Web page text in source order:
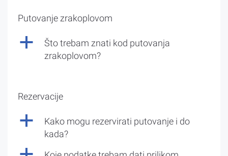
Putovanje zrakoplovom
a
Što trebam znati kod putovanja
zrakoplovom?
Rezervacije
a
Kako mogu rezervirati putovanje i do
kada?